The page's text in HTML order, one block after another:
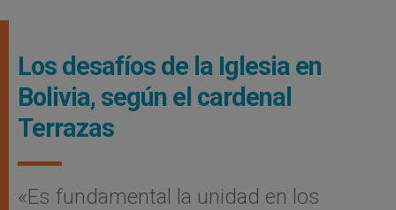
Los desafíos de la Iglesia en
Bolivia, según el cardenal
Terrazas
«Es fundamental la unidad en los